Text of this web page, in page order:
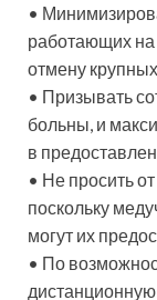
•
работающих на
отмену
• Призывать
больны, и
в
• Не просить
поскольку
могут их
• По